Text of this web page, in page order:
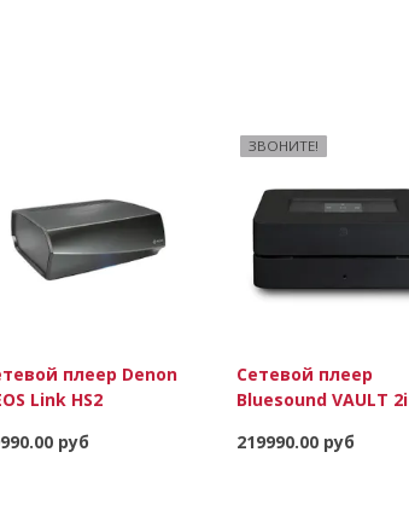
плеер Denon
Link HS2
руб
ЗВОНИТЕ!
Сетевой плеер
Bluesound VAULT 2i
219990.00 руб